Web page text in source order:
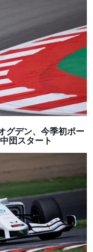
グデン、今季初ポー
団スタート